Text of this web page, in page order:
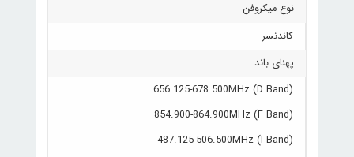
نوع میکروفن
کاندنسر
پهنای باند
656.125-678.500MHz (D Band)
854.900-864.900MHz (F Band)
487.125-506.500MHz (I Band)